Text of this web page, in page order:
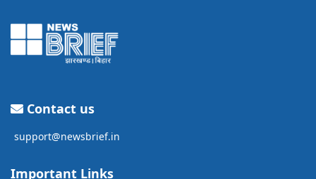
Contact us
support@newsbrief.in
Important Links